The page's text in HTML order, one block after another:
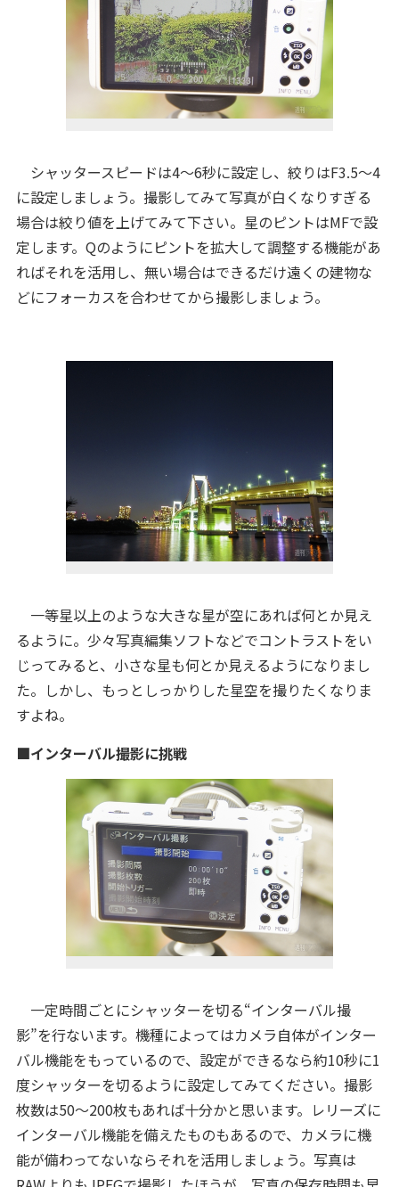
シャッタースピードは4～6秒に設定し、絞りはF3.5～4
に設定しましょう。撮影してみて写真が白くなりすぎる
場合は絞り値を上げてみて下さい。星のピントはMFで設
定します。Qのようにピントを拡大して調整する機能があ
ればそれを活用し、無い場合はできるだけ遠くの建物な
どにフォーカスを合わせてから撮影しましょう。
一等星以上のような大きな星が空にあれば何とか見え
るように。少々写真編集ソフトなどでコントラストをい
じってみると、小さな星も何とか見えるようになりまし
た。しかし、もっとしっかりした星空を撮りたくなりま
すよね。
■インターバル撮影に挑戦
一定時間ごとにシャッターを切る“インターバル撮
影”を行ないます。機種によってはカメラ自体がインター
バル機能をもっているので、設定ができるなら約10秒に1
度シャッターを切るように設定してみてください。撮影
枚数は50～200枚もあれば十分かと思います。レリーズに
インターバル機能を備えたものもあるので、カメラに機
能が備わってないならそれを活用しましょう。写真は